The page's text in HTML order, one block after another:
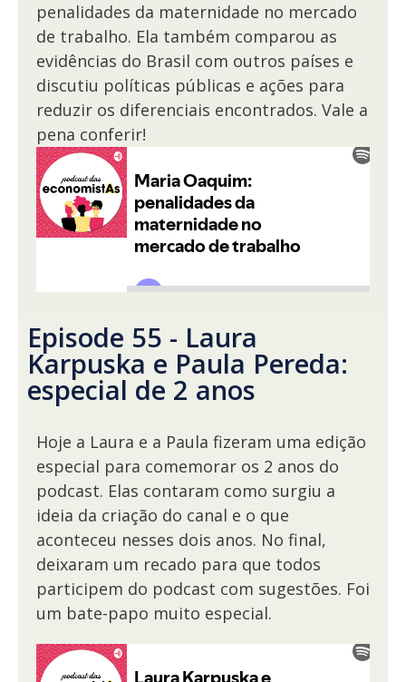
penalidades da maternidade no mercado
de trabalho. Ela também comparou as
evidências do Brasil com outros países e
discutiu políticas públicas e ações para
reduzir os diferenciais encontrados. Vale a
pena conferir!
Episode 55 - Laura
Karpuska e Paula Pereda:
especial de 2 anos
Hoje a Laura e a Paula fizeram uma edição
especial para comemorar os 2 anos do
podcast. Elas contaram como surgiu a
ideia da criação do canal e o que
aconteceu nesses dois anos. No final,
deixaram um recado para que todos
participem do podcast com sugestões. Foi
um bate-papo muito especial.